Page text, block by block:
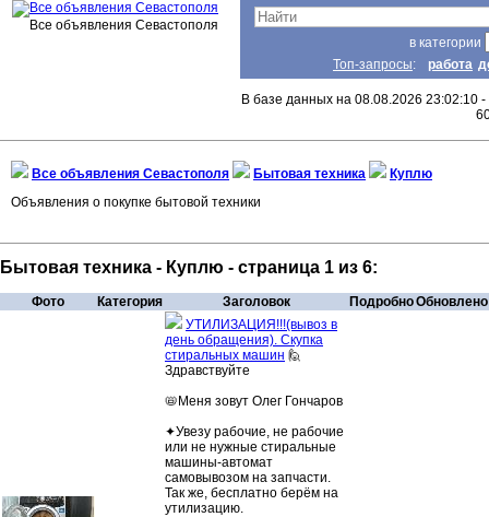
Все объявления Севастополя
в категории
Топ-запросы: работа
В базе данных на 08.08.2026 23:02:10
Все объявления Севастополя Бытовая техника
Куплю
Объявления о покупке бытовой техники
Бытовая техника - Куплю - страница 1 из 6:
Фото Категория Заголовок ПодробноОбновлено
УТИЛИЗАЦИЯ!!!(вы­воз в
день об­ра­щения). Скуп­ка
стиральных машин 🙋
Здравствуйте
📛Меня зовут Олег Гончаров
✦Увезу рабочие, не рабочие
или не нужные стиральные
машины-автомат
самовывозом на запчасти.
Так же, бесплатно берём на
утилизацию.